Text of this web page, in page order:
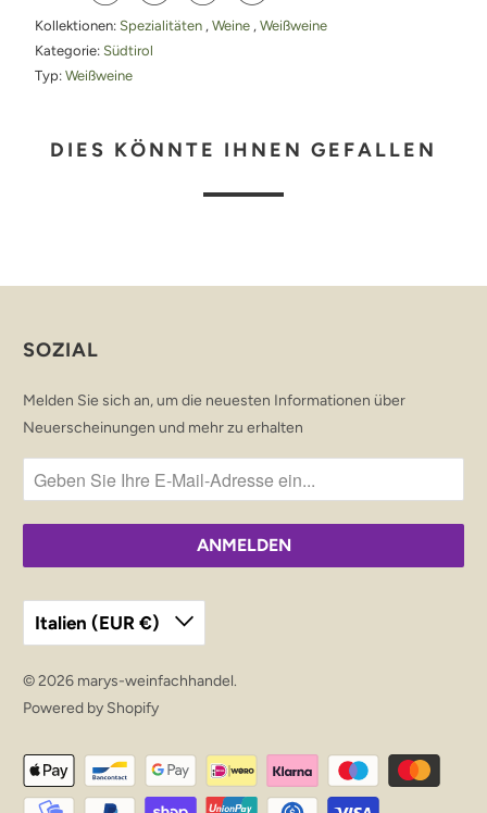
Kollektionen: Spezialitäten , Weine , Weißweine
Kategorie: Südtirol
Typ: Weißweine
DIES KÖNNTE IHNEN GEFALLEN
SOZIAL
Melden Sie sich an, um die neuesten Informationen über
Neuerscheinungen und mehr zu erhalten
Italien (EUR €)
© 2026 marys-weinfachhandel.
Powered by Shopify